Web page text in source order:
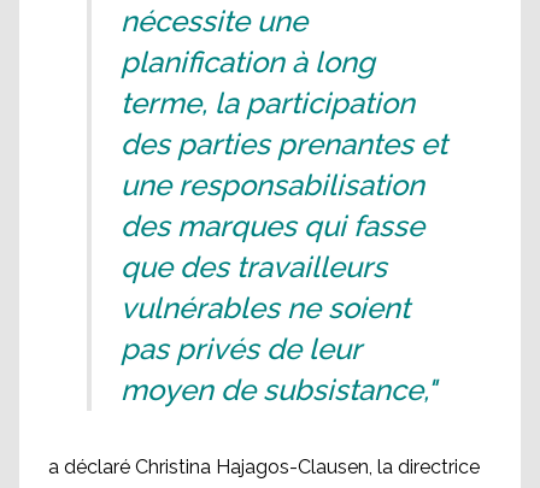
nécessite une
planification à long
terme, la participation
des parties prenantes et
une responsabilisation
des marques qui fasse
que des travailleurs
vulnérables ne soient
pas privés de leur
moyen de subsistance,"
a déclaré Christina Hajagos-Clausen, la directrice